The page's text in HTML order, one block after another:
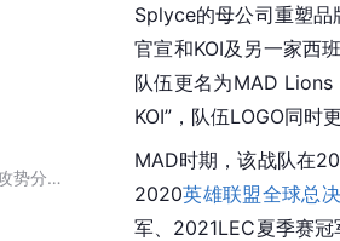
反恐精英：全球攻势分部
Splyce的母公司重塑
官宣和KOI及另一家西
队伍更名为MAD Lions
KOI”，队伍LOGO同时
MAD时期，该战队在
2020英雄联盟全球总
军、2021LEC夏季赛